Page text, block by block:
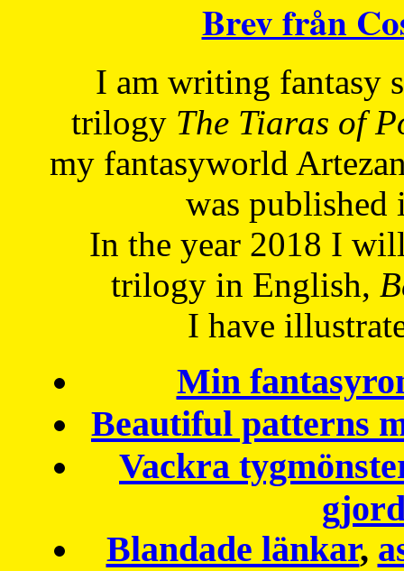
Brev från
I am writing fantasy
trilogy The Tiaras of
my fantasyworld
was published
In the year 2018 I
trilogy in English,
I have
Min
Beautiful patterns
Vackra
Blandade länkar,